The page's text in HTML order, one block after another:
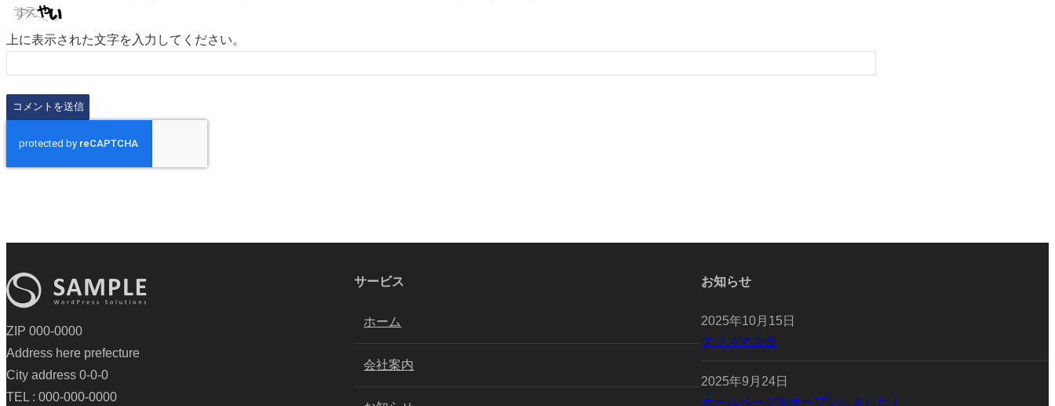
上に表示された文字を入力してください。
ZIP 000-0000
Address here prefecture
City address 0-0-0
TEL : 000-000-0000
サービス
ホーム
会社案内
お知らせ
2025年10月15日
クリスマス会
2025年9月24日
ホームページをオープンしました！